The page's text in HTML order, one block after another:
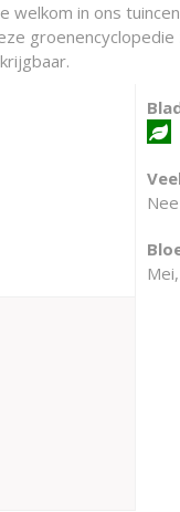
welkom in ons
Nee